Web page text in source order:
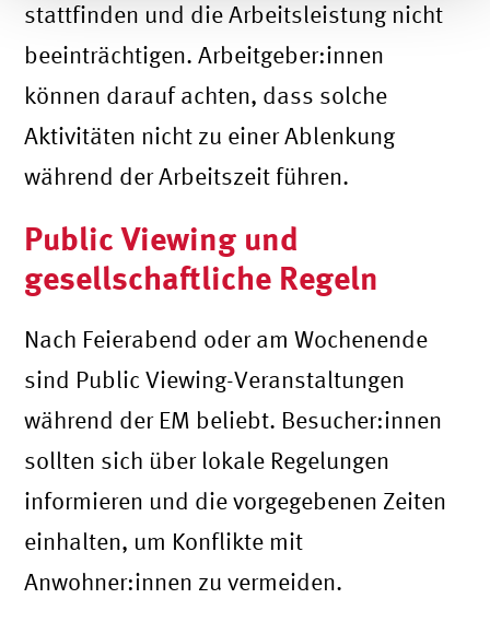
stattfinden und die Arbeitsleistung nicht
beeinträchtigen. Arbeitgeber:innen
können darauf achten, dass solche
Aktivitäten nicht zu einer Ablenkung
während der Arbeitszeit führen.
Public Viewing und
gesellschaftliche Regeln
Nach Feierabend oder am Wochenende
sind Public Viewing-Veranstaltungen
während der EM beliebt. Besucher:innen
sollten sich über lokale Regelungen
informieren und die vorgegebenen Zeiten
einhalten, um Konflikte mit
Anwohner:innen zu vermeiden.